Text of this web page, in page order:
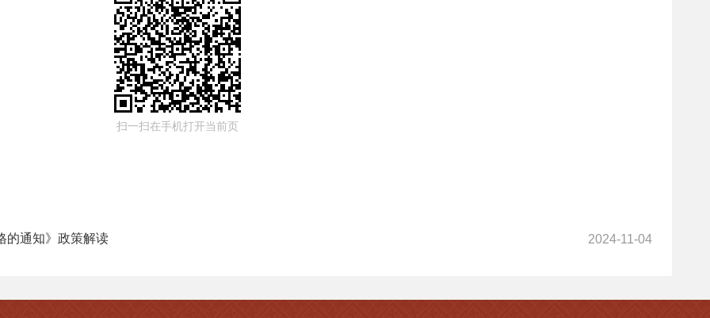
扫一扫在手机打开当前页
的通知》政策解读 2024-11-04